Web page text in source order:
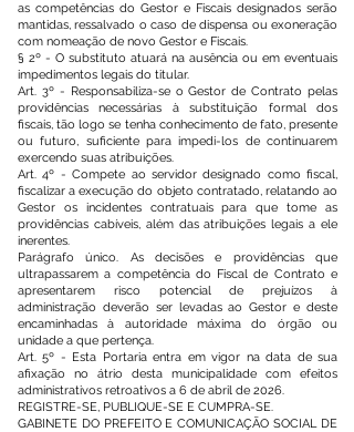
as competências do Gestor e Fiscais designados serão
mantidas, ressalvado o caso de dispensa ou exoneração
com nomeação de novo Gestor e Fiscais.
§ 2º - O substituto atuará na ausência ou em eventuais
impedimentos legais do titular.
Art. 3º - Responsabiliza-se o Gestor de Contrato pelas
providências necessárias à substituição formal dos
fiscais, tão logo se tenha conhecimento de fato, presente
ou futuro, suficiente para impedi-los de continuarem
exercendo suas atribuições.
Art. 4º - Compete ao servidor designado como fiscal,
fiscalizar a execução do objeto contratado, relatando ao
Gestor os incidentes contratuais para que tome as
providências cabíveis, além das atribuições legais a ele
inerentes.
Parágrafo único. As decisões e providências que
ultrapassarem a competência do Fiscal de Contrato e
apresentarem risco potencial de prejuízos à
administração deverão ser levadas ao Gestor e deste
encaminhadas à autoridade máxima do órgão ou
unidade a que pertença.
Art. 5º - Esta Portaria entra em vigor na data de sua
afixação no átrio desta municipalidade com efeitos
administrativos retroativos a 6 de abril de 2026.
REGISTRE-SE, PUBLIQUE-SE E CUMPRA-SE.
GABINETE DO PREFEITO E COMUNICAÇÃO SOCIAL DE